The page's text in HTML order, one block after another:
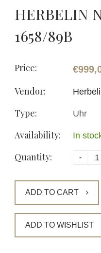
HERBELIN
1658/89B
Price:
Vendor:
Type: Uhr
Availability: In
Quantity: -
ADD TO CART
ADD TO WISHLIST